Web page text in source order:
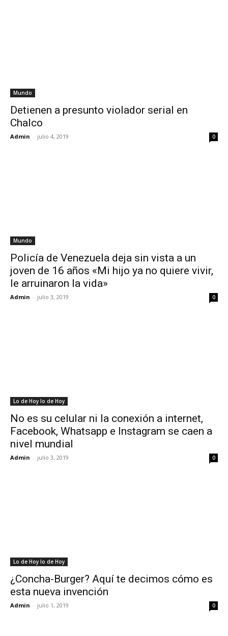
Mundo
Detienen a presunto violador serial en
Chalco
Admin - julio 4, 2019 0
Mundo
Policía de Venezuela deja sin vista a un
joven de 16 años «Mi hijo ya no quiere vivir,
le arruinaron la vida»
Admin - julio 3, 2019 0
Lo de Hoy lo de Hoy
No es su celular ni la conexión a internet,
Facebook, Whatsapp e Instagram se caen a
nivel mundial
Admin - julio 3, 2019 0
Lo de Hoy lo de Hoy
¿Concha-Burger? Aquí te decimos cómo es
esta nueva invención
Admin - julio 1, 2019 0